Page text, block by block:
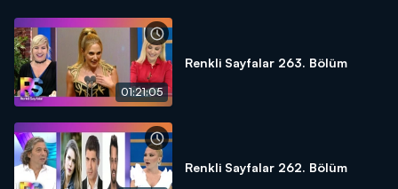
01:21:05
Renkli Sayfalar 263. Bölüm
Renkli Sayfalar 262. Bölüm